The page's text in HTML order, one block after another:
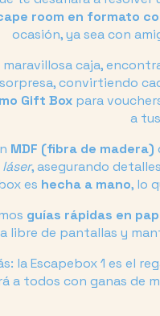
room en formato
ocasión, ya sea con
caja,
convirtiendo
Gift Box para
a
MDF (fibra de madera)
, asegurando
es hecha a mano, lo
guías rápidas en
libre de pantallas y
la Escapebox 1 es el
a todos con ganas de